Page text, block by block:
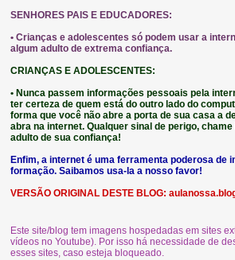
SENHORES PAIS E EDUCADORES:
• Crianças e adolescentes só podem usar a
algum adulto de extrema confiança.
CRIANÇAS E ADOLESCENTES:
• Nunca passem informações pessoais pela
ter certeza de quem está do outro lado do
forma que você não abre a porta de sua casa a
abra na internet. Qualquer sinal de perigo,
adulto de sua confiança!
Enfim, a internet é uma ferramenta poderosa de
formação. Saibamos usa-la a nosso favor!
VERSÃO ORIGINAL DESTE BLOG:
Este site/blog tem imagens hospedadas em sites
vídeos no Youtube). Por isso há necessidade de
esses sites, caso esteja bloqueado.